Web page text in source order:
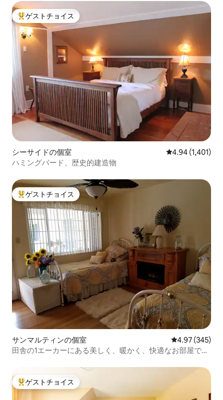
大好評のゲストチョイスです。
ゲストチョイス
シーサイドの個室 レビュー1,401
4.94 (1,401)
ハミングバード、歴史的建造物
大好評のゲストチョイスです。
ゲストチョイス
サンマルティンの個室 レビュー345
4.97 (345)
田舎の1エーカーにある美しく、暖かく、快適なお部屋で
大好評のゲストチョイスです。
ゲストチョイス